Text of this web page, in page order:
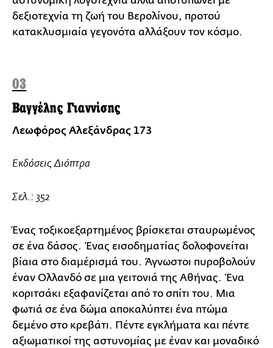
δεξιοτεχνία τη ζωή του Βερολίνου, προτού
κατακλυσμιαία γεγονότα αλλάξουν τον κόσμο.
03
Βαγγέλης Γιαννίσης
Λεωφόρος Αλεξάνδρας 173
Εκδόσεις Διόπτρα
Σελ.: 352
Ένας τοξικοεξαρτημένος βρίσκεται σταυρωμένος
σε ένα δάσος. Ένας εισοδηματίας δολοφονείται
βίαια στο διαμέρισμά του. Άγνωστοι πυροβολούν
έναν Ολλανδό σε μια γειτονιά της Αθήνας. Ένα
κοριτσάκι εξαφανίζεται από το σπίτι του. Μια
φωτιά σε ένα δώμα αποκαλύπτει ένα πτώμα
δεμένο στο κρεβάτι. Πέντε εγκλήματα και πέντε
αξιωματικοί της αστυνομίας με έναν και μοναδικό